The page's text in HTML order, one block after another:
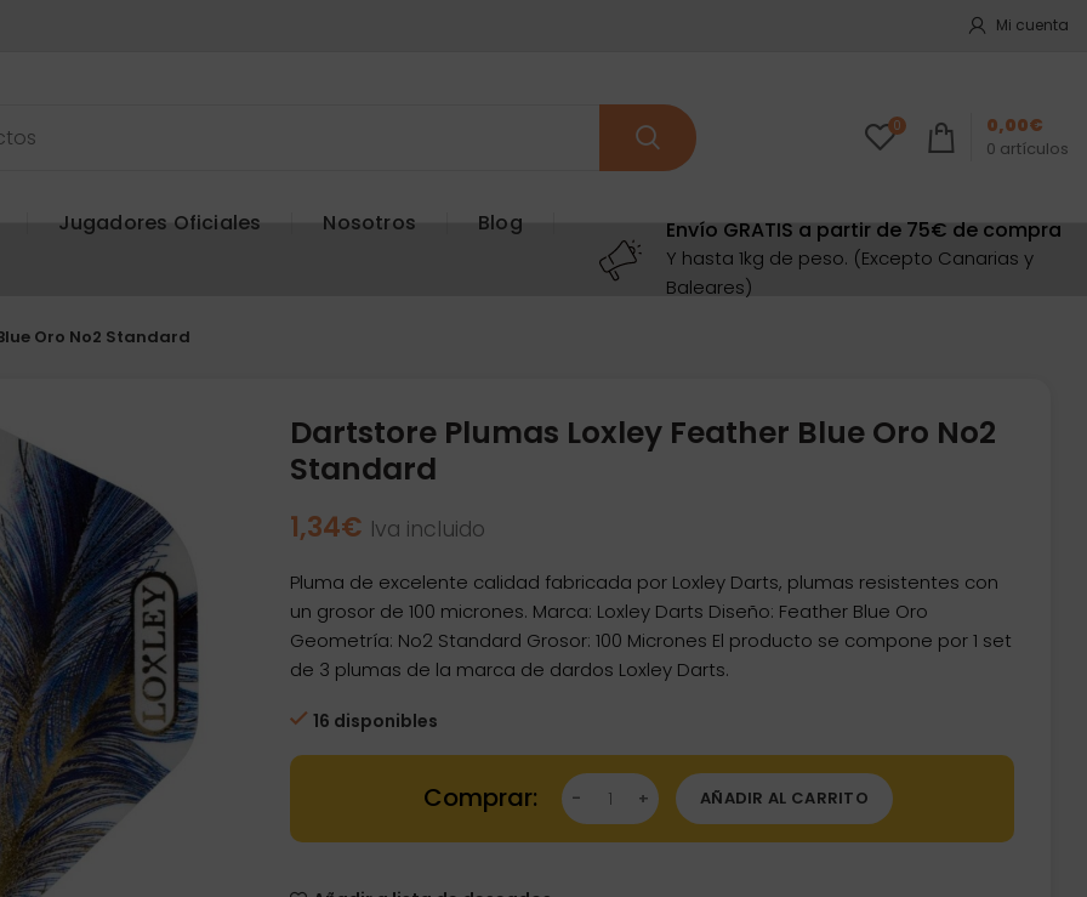
Mi cuenta
0
0 artículos
0,00€
Jugadores Oficiales Nosotros Blog Envío GRATIS a partir de 75€ de compra
Y hasta 1kg de peso. (Excepto Canarias y
Baleares)
Oro No2 Standard
Dartstore Plumas Loxley Feather Blue Oro No2
Standard
1,34€ Iva incluido
Pluma de excelente calidad fabricada por Loxley Darts, plumas resistentes con
un grosor de 100 micrones. Marca: Loxley Darts Diseño: Feather Blue Oro
Geometría: No2 Standard Grosor: 100 Micrones El producto se compone por 1 set
de 3 plumas de la marca de dardos Loxley Darts.
16 disponibles
Dartstore Plumas Loxley Feather Blue Oro No2 Standard cantidad
AÑADIR AL CARRITO